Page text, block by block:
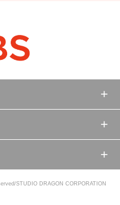
STUDIO DRAGON CORPORATION